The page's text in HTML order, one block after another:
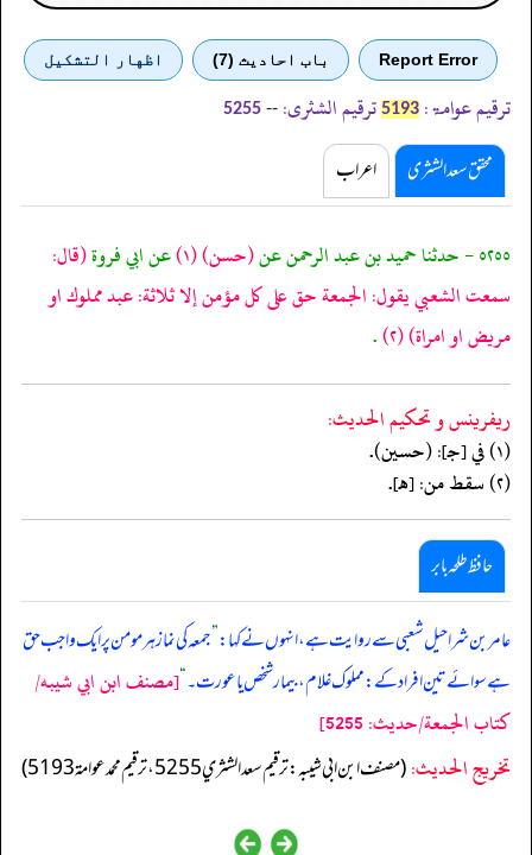
Report Error باب احادیث (7) اظهار التشكيل
ترقیم عوامۃ: 5193 ترقیم الشثری: --
5255
محقق سعد الشثری اعراب
٥٢٥٥ - حدثنا حميد بن عبد الرحمن عن (حسن)(١) عن ابي فروة(قال:
سمعت الشعبي يقول: الجمعة حق على كل مؤمن إلا ثلاثة: عبد مملوك او
مريض او امراة)(٢) .
ريفرينس و تحكيم الحدیث:
(١) في [جـ]: (حسين).
(٢) سقط من: [هـ].
حافظ طلحہ بابر
عامر بن شراحیل شعبی سے روایت ہے، انہوں نے کہا:”جمعہ کی نماز ہر مومن پر ایک واجب حق
ہے سوائے تین افراد کے: مملوک غلام، بیمار شخص یا عورت۔“[مصنف ابن ابي شيبه/
كتاب الجمعة/حدیث: 5255]
تخریج الحدیث:(مصنف ابن ابي شيبه: ترقيم سعد الشثري 5255، ترقيم محمد عوامة 5193)